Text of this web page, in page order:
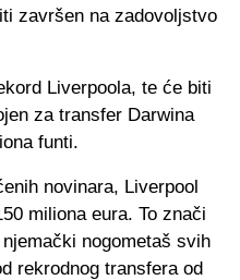
završen na zadovoljstvo
Liverpoola, te će biti
za transfer Darwina
funti.
novinara, Liverpool
miliona eura. To znači
nogometaš svih
rekrodnog transfera od